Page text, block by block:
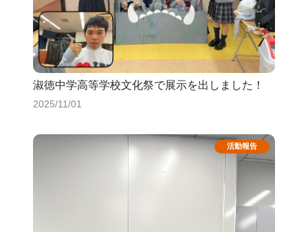
淑徳中学高等学校文化祭で展示を出しました！
2025/11/01